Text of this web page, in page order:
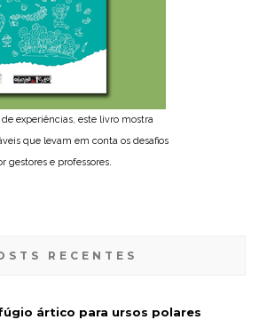
experiências, este livro mostra
que levam em conta os desafios
gestores e professores.
RECENTES
ártico para ursos polares